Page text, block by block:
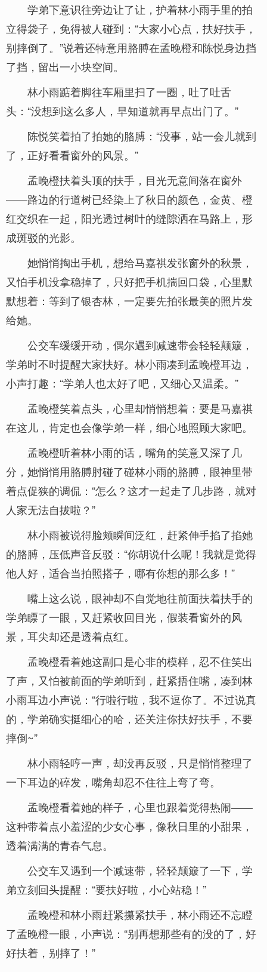
学弟下意识往旁边让了让，护着林小雨手里的拍
立得袋子，免得被人碰到：“大家小心点，扶好扶手，
别摔倒了。”说着还特意用胳膊在孟晚橙和陈悦身边挡
了挡，留出一小块空间。
林小雨踮着脚往车厢里扫了一圈，吐了吐舌
头：“没想到这么多人，早知道就再早点出门了。”
陈悦笑着拍了拍她的胳膊：“没事，站一会儿就到
了，正好看看窗外的风景。”
孟晚橙扶着头顶的扶手，目光无意间落在窗外
——路边的行道树已经染上了秋日的颜色，金黄、橙
红交织在一起，阳光透过树叶的缝隙洒在马路上，形
成斑驳的光影。
她悄悄掏出手机，想给马嘉祺发张窗外的秋景，
又怕手机没拿稳掉了，只好把手机揣回口袋，心里默
默想着：等到了银杏林，一定要先拍张最美的照片发
给她。
公交车缓缓开动，偶尔遇到减速带会轻轻颠簸，
学弟时不时提醒大家扶好。林小雨凑到孟晚橙耳边，
小声打趣：“学弟人也太好了吧，又细心又温柔。”
孟晚橙笑着点头，心里却悄悄想着：要是马嘉祺
在这儿，肯定也会像学弟一样，细心地照顾大家吧。
孟晚橙听着林小雨的话，嘴角的笑意又深了几
分，她悄悄用胳膊肘碰了碰林小雨的胳膊，眼神里带
着点促狭的调侃：“怎么？这才一起走了几步路，就对
人家无法自拔啦？”
林小雨被说得脸颊瞬间泛红，赶紧伸手掐了掐她
的胳膊，压低声音反驳：“你胡说什么呢！我就是觉得
他人好，适合当拍照搭子，哪有你想的那么多！”
嘴上这么说，眼神却不自觉地往前面扶着扶手的
学弟瞟了一眼，又赶紧收回目光，假装看窗外的风
景，耳尖却还是透着点红。
孟晚橙看着她这副口是心非的模样，忍不住笑出
了声，又怕被前面的学弟听到，赶紧捂住嘴，凑到林
小雨耳边小声说：“行啦行啦，我不逗你了。不过说真
的，学弟确实挺细心的哈，还关注你扶好扶手，不要
摔倒~”
林小雨轻哼一声，却没再反驳，只是悄悄整理了
一下耳边的碎发，嘴角却忍不住往上弯了弯。
孟晚橙看着她的样子，心里也跟着觉得热闹——
这种带着点小羞涩的少女心事，像秋日里的小甜果，
透着满满的青春气息。
公交车又遇到一个减速带，轻轻颠簸了一下，学
弟立刻回头提醒：“要扶好啦，小心站稳！”
孟晚橙和林小雨赶紧攥紧扶手，林小雨还不忘瞪
了孟晚橙一眼，小声说：“别再想那些有的没的了，好
好扶着，别摔了！”